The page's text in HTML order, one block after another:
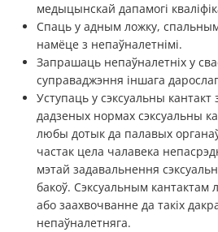
медыцынскай дапамогі
Спаць у адным ложку,
намёце з непаўналетнімі.
Запрашаць непаўналетніх у
суправаджэння іншага
Уступаць у сэксуальны кантакт
дадзеных нормах сэксуальны
любы дотык да палавых
частак цела чалавека
мэтай задавальнення
бакоў. Сэксуальным кантактам
або заахвочванне да такіх
непаўналетняга.